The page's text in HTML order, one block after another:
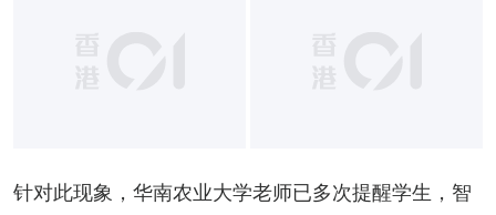
针对此现象，华南农业大学老师已多次提醒学生，智